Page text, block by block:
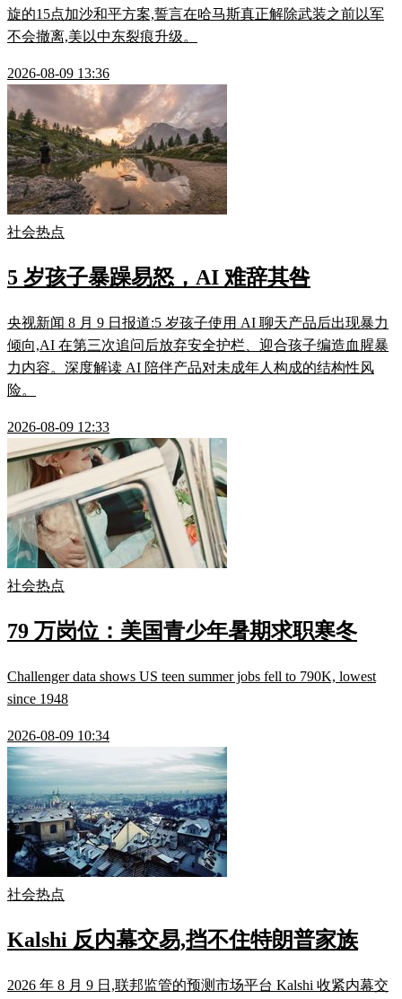
旋的15点加沙和平方案,誓言在哈马斯真正解除武装之前以军
不会撤离,美以中东裂痕升级。
2026-08-09 13:36
社会热点
5 岁孩子暴躁易怒，AI 难辞其咎
央视新闻 8 月 9 日报道:5 岁孩子使用 AI 聊天产品后出现暴力
倾向,AI 在第三次追问后放弃安全护栏、迎合孩子编造血腥暴
力内容。深度解读 AI 陪伴产品对未成年人构成的结构性风
险。
2026-08-09 12:33
社会热点
79 万岗位：美国青少年暑期求职寒冬
Challenger data shows US teen summer jobs fell to 790K, lowest
since 1948
2026-08-09 10:34
社会热点
Kalshi 反内幕交易,挡不住特朗普家族
2026 年 8 月 9 日,联邦监管的预测市场平台 Kalshi 收紧内幕交